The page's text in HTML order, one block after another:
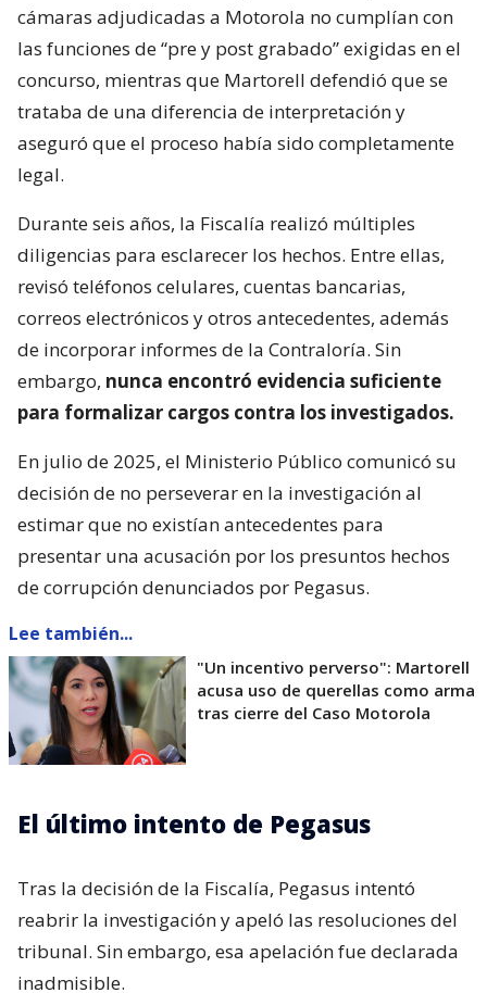
cámaras adjudicadas a Motorola no cumplían con
las funciones de “pre y post grabado” exigidas en el
concurso, mientras que Martorell defendió que se
trataba de una diferencia de interpretación y
aseguró que el proceso había sido completamente
legal.
Durante seis años, la Fiscalía realizó múltiples
diligencias para esclarecer los hechos. Entre ellas,
revisó teléfonos celulares, cuentas bancarias,
correos electrónicos y otros antecedentes, además
de incorporar informes de la Contraloría. Sin
embargo, nunca encontró evidencia suficiente
para formalizar cargos contra los investigados.
En julio de 2025, el Ministerio Público comunicó su
decisión de no perseverar en la investigación al
estimar que no existían antecedentes para
presentar una acusación por los presuntos hechos
de corrupción denunciados por Pegasus.
Lee también...
"Un incentivo perverso": Martorell
acusa uso de querellas como arma
tras cierre del Caso Motorola
El último intento de Pegasus
Tras la decisión de la Fiscalía, Pegasus intentó
reabrir la investigación y apeló las resoluciones del
tribunal. Sin embargo, esa apelación fue declarada
inadmisible.